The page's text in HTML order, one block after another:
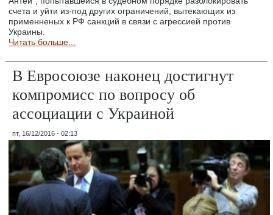
счета и уйти из-под других ограничений, вытекающих из
применненых к РФ санкций в связи с агрессией против
Украины.
Читать больше...
В Евросоюзе наконец достигнут
компромисс по вопросу об
ассоциации с Украиной
пт, 16/12/2016 - 02:13